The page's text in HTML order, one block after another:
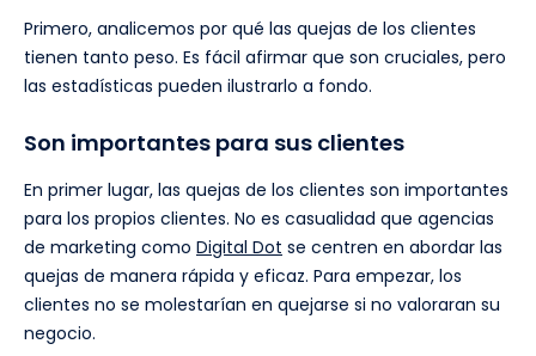
Primero, analicemos por qué las quejas de los clientes
tienen tanto peso. Es fácil afirmar que son cruciales, pero
las estadísticas pueden ilustrarlo a fondo.
Son importantes para sus clientes
En primer lugar, las quejas de los clientes son importantes
para los propios clientes. No es casualidad que agencias
de marketing como Digital Dot se centren en abordar las
quejas de manera rápida y eficaz. Para empezar, los
clientes no se molestarían en quejarse si no valoraran su
negocio.